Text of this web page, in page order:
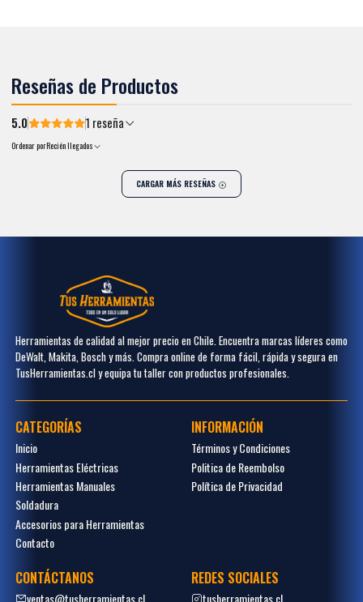
Reseñas de Productos
5.0 1 reseña
Ordenar porRecién llegados
CARGAR MÁS RESEÑAS
Herramientas de calidad al mejor precio en Chile. Encuentra marcas líderes como
DeWalt, Makita, Bosch y más. Compra online de forma fácil, rápida y segura en
TusHerramientas.cl y equipa tu taller con productos profesionales.
CATEGORÍAS
Inicio
Herramientas Eléctricas
Herramientas Manuales
Soldadura
Accesorios para Herramientas
Contacto
INFORMACIÓN
Términos y Condiciones
Politica de Reembolso
Política de Privacidad
CONTÁCTANOS REDES SOCIALES